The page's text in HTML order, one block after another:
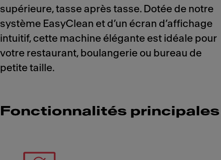
supérieure, tasse après tasse. Dotée de notre
système EasyClean et d’un écran d’affichage
intuitif, cette machine élégante est idéale pour
votre restaurant, boulangerie ou bureau de
petite taille.
Fonctionnalités principales